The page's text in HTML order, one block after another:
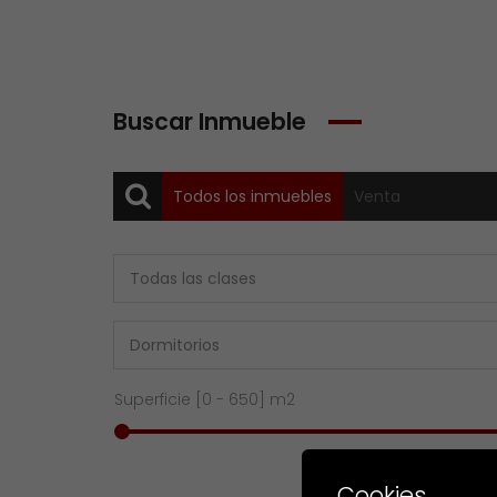
Buscar Inmueble
Todos los inmuebles Venta
Superficie [ 0 - 650 ] m2